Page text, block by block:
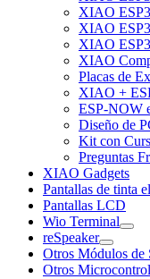
XIAO
XIAO
XIAO
XIAO
Placas de
XIAO +
ESP-NOW
Diseño de
Kit con
Preguntas
XIAO Gadgets
Pantallas de tinta
Pantallas LCD
Wio Terminal
reSpeaker
Otros Módulos de
Otros